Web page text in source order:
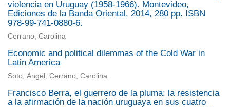
violencia en Uruguay (1958-1966). Montevideo,
Ediciones de la Banda Oriental, 2014, 280 pp. ISBN
978-99-741-0880-6.
Cerrano, Carolina
Economic and political dilemmas of the Cold War in
Latin America
Soto, Ángel; Cerrano, Carolina
Francisco Berra, el guerrero de la pluma: la resistencia
a la afirmación de la nación uruguaya en sus cuatro